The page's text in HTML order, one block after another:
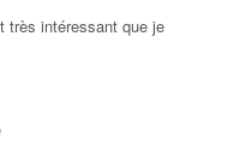
très intéressant que je